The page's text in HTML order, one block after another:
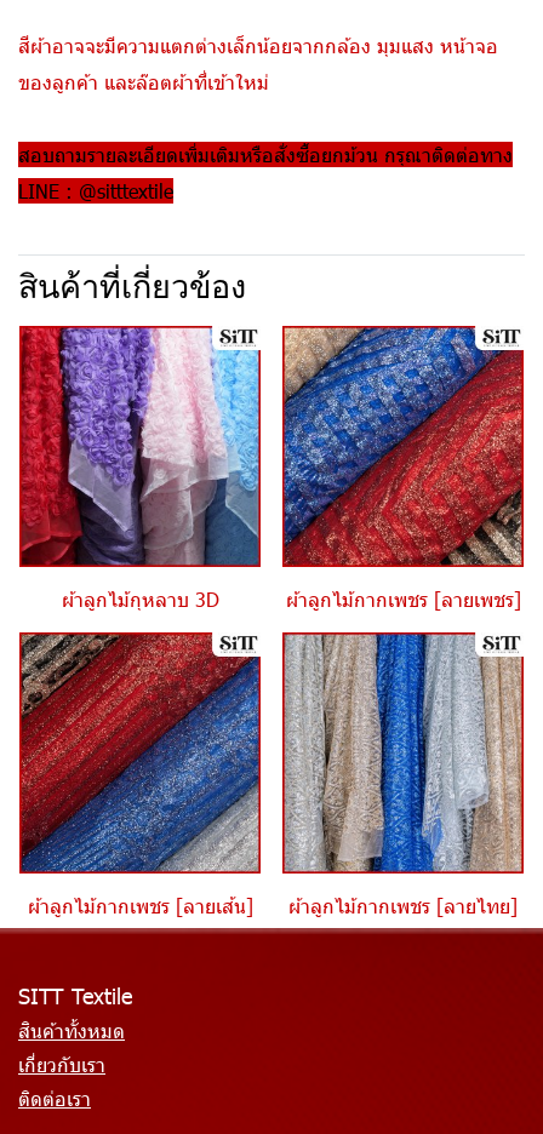
สีผ้าอาจจะมีความแตกต่างเล็กน้อยจากกล้อง มุมแสง หน้าจอ
ของลูกค้า และล๊อตผ้าที่เข้าใหม่
สอบถามรายละเอียดเพิ่มเติมหรือสั่งซื้อยกม้วน กรุณาติดต่อทาง
LINE : @sitttextile
สินค้าที่เกี่ยวข้อง
ผ้าลูกไม้กุหลาบ 3D ผ้าลูกไม้กากเพชร [ลายเพชร]
ผ้าลูกไม้กากเพชร [ลายเส้น] ผ้าลูกไม้กากเพชร [ลายไทย]
SITT Textile
สินค้าทั้งหมด
เกี่ยวกับเรา
ติดต่อเรา